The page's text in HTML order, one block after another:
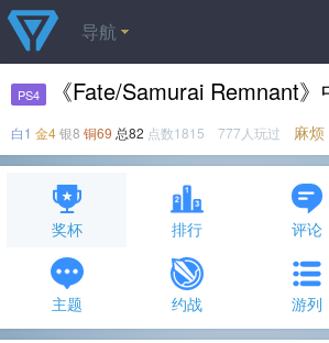
导航
PS4 《Fate/Samurai Remnant
白1 金4银8 铜69 总82 点数1815 777人玩过 麻烦
奖杯 排行 评论
主题 约战 游列